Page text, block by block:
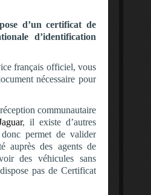
d’un certificat de
d’identification
français officiel, vous
nécessaire pour
communautaire
, il existe d’autres
permet de valider
auprès des agents de
des véhicules sans
pas de Certificat